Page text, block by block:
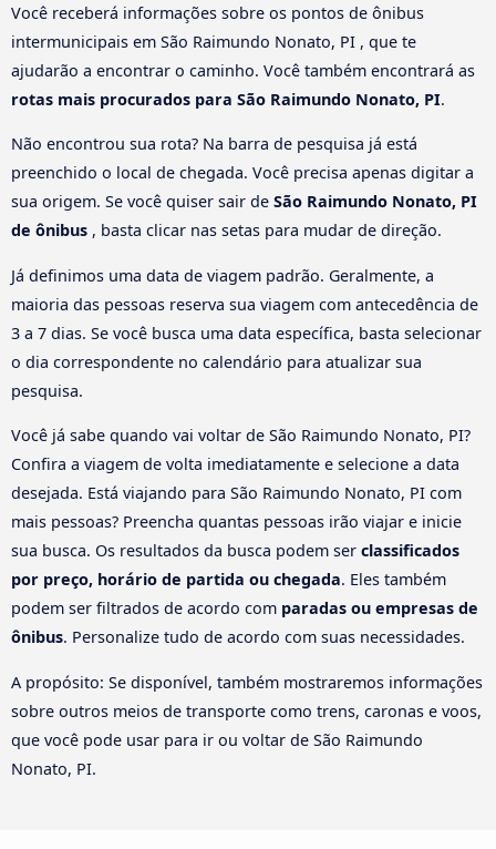
Você receberá informações sobre os pontos de ônibus
intermunicipais em São Raimundo Nonato, PI , que te
ajudarão a encontrar o caminho. Você também encontrará as
rotas mais procurados para São Raimundo Nonato, PI.
Não encontrou sua rota? Na barra de pesquisa já está
preenchido o local de chegada. Você precisa apenas digitar a
sua origem. Se você quiser sair de São Raimundo Nonato, PI
de ônibus , basta clicar nas setas para mudar de direção.
Já definimos uma data de viagem padrão. Geralmente, a
maioria das pessoas reserva sua viagem com antecedência de
3 a 7 dias. Se você busca uma data específica, basta selecionar
o dia correspondente no calendário para atualizar sua
pesquisa.
Você já sabe quando vai voltar de São Raimundo Nonato, PI?
Confira a viagem de volta imediatamente e selecione a data
desejada. Está viajando para São Raimundo Nonato, PI com
mais pessoas? Preencha quantas pessoas irão viajar e inicie
sua busca. Os resultados da busca podem ser classificados
por preço, horário de partida ou chegada. Eles também
podem ser filtrados de acordo com paradas ou empresas de
ônibus. Personalize tudo de acordo com suas necessidades.
A propósito: Se disponível, também mostraremos informações
sobre outros meios de transporte como trens, caronas e voos,
que você pode usar para ir ou voltar de São Raimundo
Nonato, PI.